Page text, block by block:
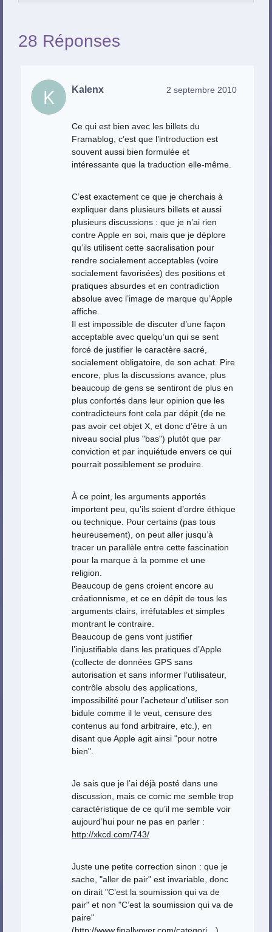
28 Réponses
Kalenx 2 septembre 2010
Ce qui est bien avec les billets du
Framablog, c’est que l’introduction est
souvent aussi bien formulée et
intéressante que la traduction elle-même.
C’est exactement ce que je cherchais à
expliquer dans plusieurs billets et aussi
plusieurs discussions : que je n’ai rien
contre Apple en soi, mais que je déplore
qu’ils utilisent cette sacralisation pour
rendre socialement acceptables (voire
socialement favorisées) des positions et
pratiques absurdes et en contradiction
absolue avec l’image de marque qu’Apple
affiche.
Il est impossible de discuter d’une façon
acceptable avec quelqu’un qui se sent
forcé de justifier le caractère sacré,
socialement obligatoire, de son achat. Pire
encore, plus la discussions avance, plus
beaucoup de gens se sentiront de plus en
plus confortés dans leur opinion que les
contradicteurs font cela par dépit (de ne
pas avoir cet objet X, et donc d’être à un
niveau social plus "bas") plutôt que par
conviction et par inquiétude envers ce qui
pourrait possiblement se produire.
À ce point, les arguments apportés
importent peu, qu’ils soient d’ordre éthique
ou technique. Pour certains (pas tous
heureusement), on peut aller jusqu’à
tracer un parallèle entre cette fascination
pour la marque à la pomme et une
religion.
Beaucoup de gens croient encore au
créationnisme, et ce en dépit de tous les
arguments clairs, irréfutables et simples
montrant le contraire.
Beaucoup de gens vont justifier
l’injustifiable dans les pratiques d’Apple
(collecte de données GPS sans
autorisation et sans informer l’utilisateur,
contrôle absolu des applications,
impossibilité pour l’acheteur d’utiliser son
bidule comme il le veut, censure des
contenus au fond arbitraire, etc.), en
disant que Apple agit ainsi "pour notre
bien".
Je sais que je l’ai déjà posté dans une
discussion, mais ce comic me semble trop
caractéristique de ce qu’il me semble voir
aujourd’hui pour ne pas en parler :
http://xkcd.com/743/
Juste une petite correction sinon : que je
sache, "aller de pair" est invariable, donc
on dirait "C’est la soumission qui va de
pair" et non "C’est la soumission qui va de
paire"
(http://www.finallyover.com/categori …).